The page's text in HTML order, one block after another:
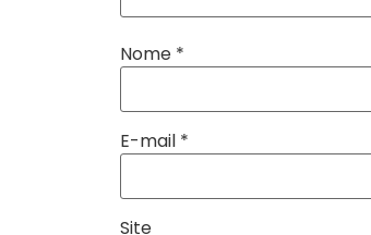
Nome *
E-mail *
Site